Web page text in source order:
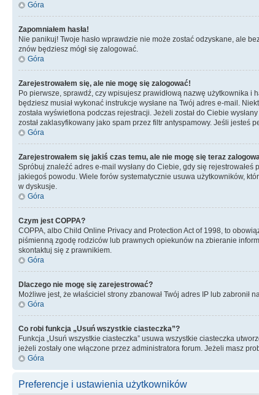
Góra
Zapomniałem hasła!
Nie panikuj! Twoje hasło wprawdzie nie może zostać odzyskane, ale
znów będziesz mógł się zalogować.
Góra
Zarejestrowałem się, ale nie mogę się zalogować!
Po pierwsze, sprawdź, czy wpisujesz prawidłową nazwę użytkownika i
będziesz musiał wykonać instrukcje wysłane na Twój adres e-mail.
została wyświetlona podczas rejestracji. Jeżeli został do Ciebie
został zaklasyfikowany jako spam przez filtr antyspamowy. Jeśli jesteś
Góra
Zarejestrowałem się jakiś czas temu, ale nie mogę się teraz
Spróbuj znaleźć adres e-mail wysłany do Ciebie, gdy się
jakiegoś powodu. Wiele forów systematycznie usuwa użytkowników,
w dyskusje.
Góra
Czym jest COPPA?
COPPA, albo Child Online Privacy and Protection Act of 1998, to
piśmienną zgodę rodziców lub prawnych opiekunów na zbieranie
skontaktuj się z prawnikiem.
Góra
Dlaczego nie mogę się zarejestrować?
Możliwe jest, że właściciel strony zbanował Twój adres IP lub
Góra
Co robi funkcja „Usuń wszystkie ciasteczka”?
Funkcja „Usuń wszystkie ciasteczka” usuwa wszystkie ciasteczka
jeżeli zostały one włączone przez administratora forum. Jeżeli masz
Góra
Preferencje i ustawienia użytkowników